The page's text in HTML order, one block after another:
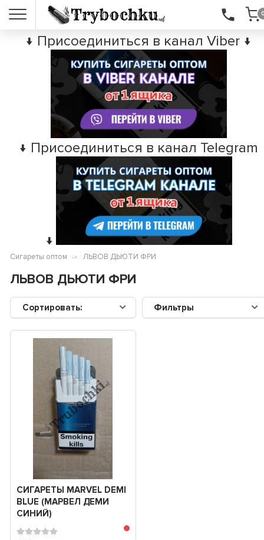
↓ Присоединиться в канал Viber ↓
↓ Присоединиться в канал Telegram
↓
Сигареты оптом ЛЬВОВ ДЬЮТИ ФРИ
ЛЬВОВ ДЬЮТИ ФРИ
Сортировать: Фильтры
СИГАРЕТЫ MARVEL DEMI
BLUE (МАРВЕЛ ДЕМИ
СИНИЙ)